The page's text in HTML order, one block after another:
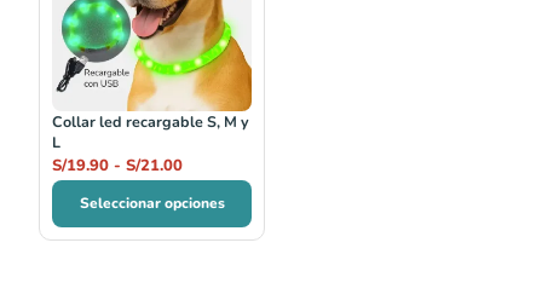
Collar led recargable S, M y
L
S/19.90 - S/21.00
S/19.90
hasta
S/21.00
Seleccionar opciones